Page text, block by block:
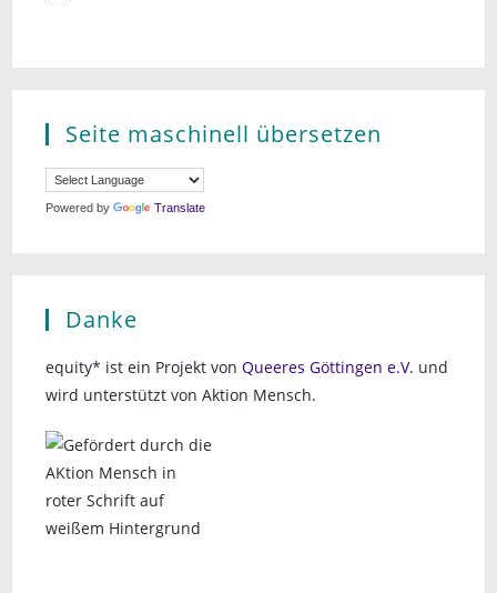
Seite maschinell übersetzen
Powered by Translate
Danke
equity* ist ein Projekt vonQueeres Göttingen e.V. und
wird unterstützt von Aktion Mensch.